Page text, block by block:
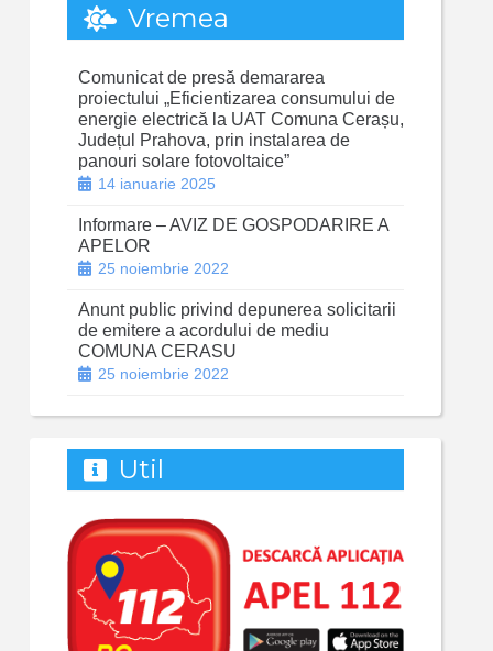
Vremea
Comunicat de presă demararea
proiectului „Eficientizarea consumului de
energie electrică la UAT Comuna Cerașu,
Județul Prahova, prin instalarea de
panouri solare fotovoltaice”
14 ianuarie 2025
Informare – AVIZ DE GOSPODARIRE A
APELOR
25 noiembrie 2022
Anunt public privind depunerea solicitarii
de emitere a acordului de mediu
COMUNA CERASU
25 noiembrie 2022
Util